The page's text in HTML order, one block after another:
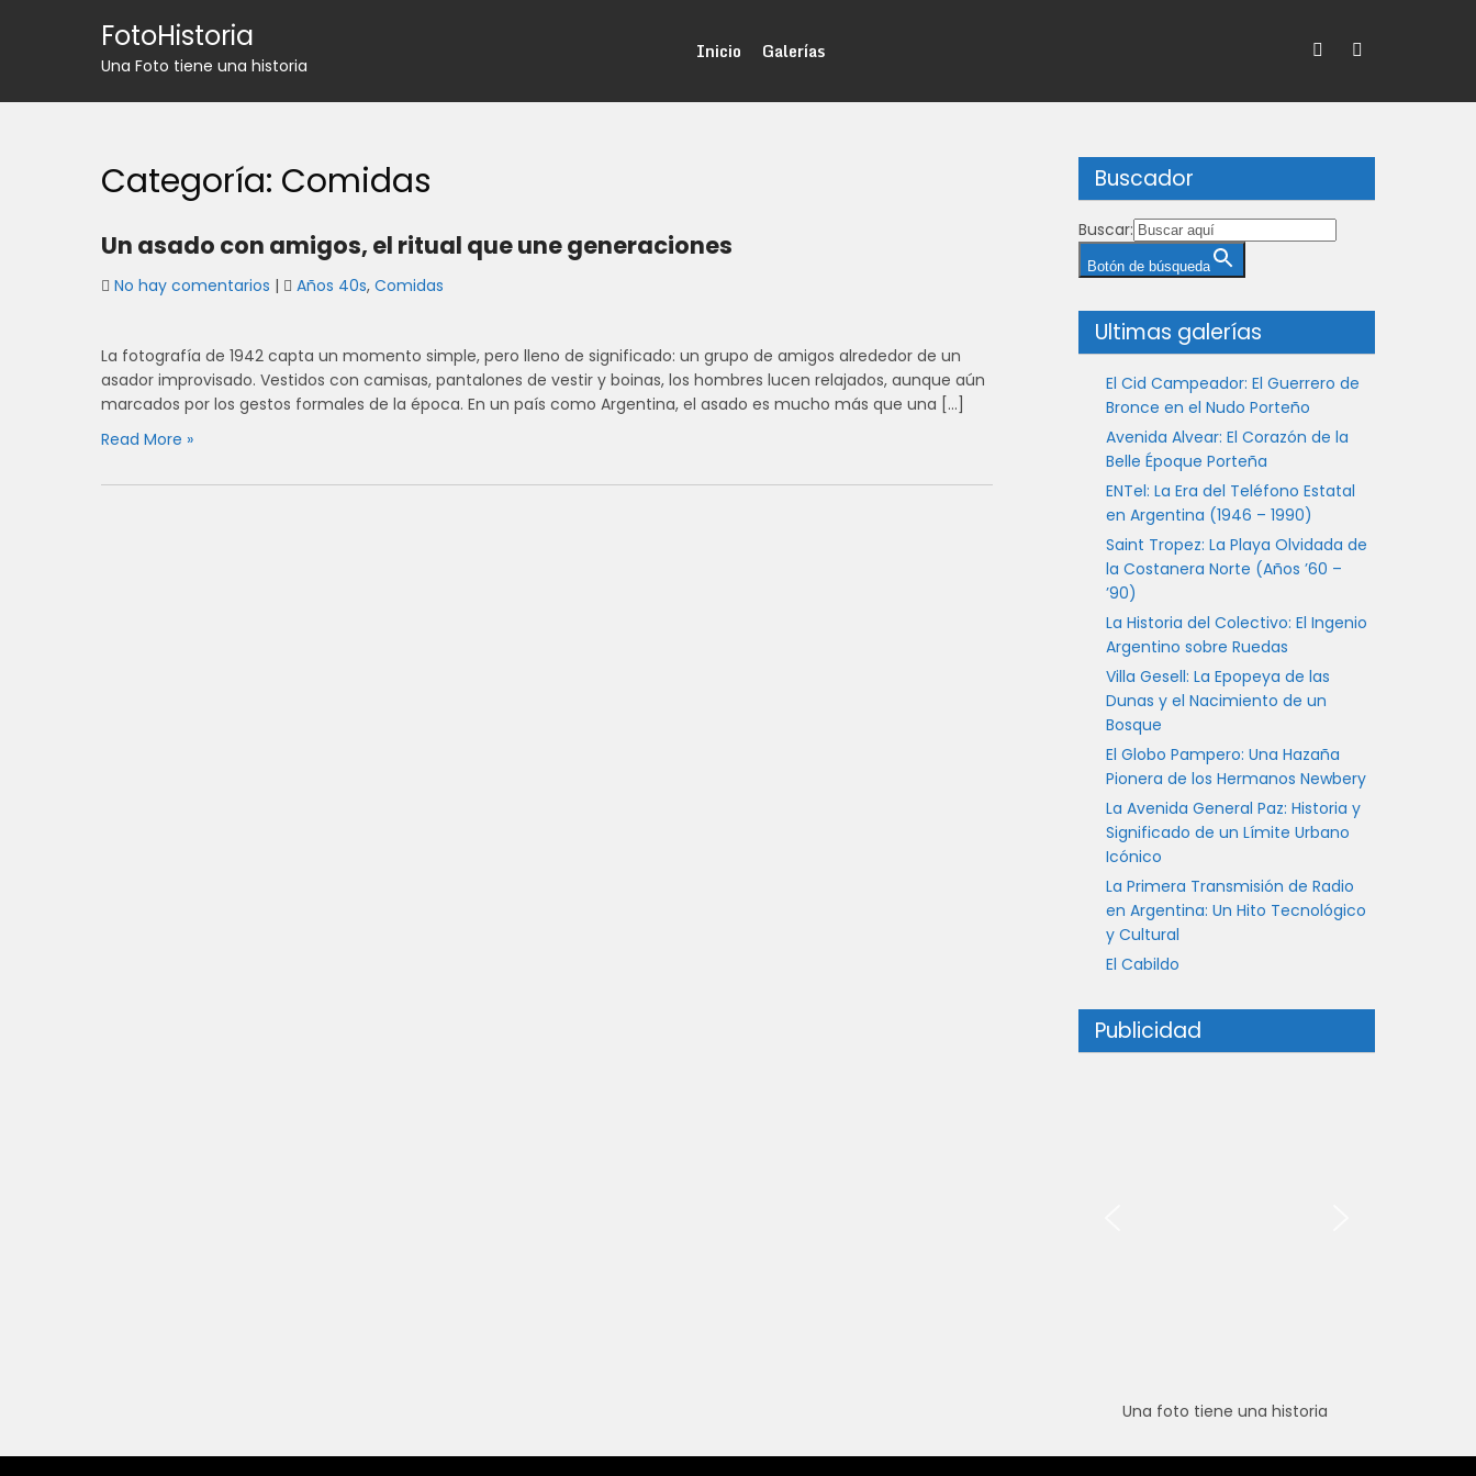
FotoHistoria
Una Foto tiene una historia
Inicio Galerías
Categoría: Comidas
Un asado con amigos, el ritual que une generaciones
No hay comentarios | Años 40s, Comidas
La fotografía de 1942 capta un momento simple, pero lleno de significado: un grupo de amigos alrededor de un
asador improvisado. Vestidos con camisas, pantalones de vestir y boinas, los hombres lucen relajados, aunque aún
marcados por los gestos formales de la época. En un país como Argentina, el asado es mucho más que una […]
Read More »
Buscador
Buscar:
Botón de búsqueda
Ultimas galerías
El Cid Campeador: El Guerrero de
Bronce en el Nudo Porteño
Avenida Alvear: El Corazón de la
Belle Époque Porteña
ENTel: La Era del Teléfono Estatal
en Argentina (1946 – 1990)
Saint Tropez: La Playa Olvidada de
la Costanera Norte (Años ’60 –
’90)
La Historia del Colectivo: El Ingenio
Argentino sobre Ruedas
Villa Gesell: La Epopeya de las
Dunas y el Nacimiento de un
Bosque
El Globo Pampero: Una Hazaña
Pionera de los Hermanos Newbery
La Avenida General Paz: Historia y
Significado de un Límite Urbano
Icónico
La Primera Transmisión de Radio
en Argentina: Un Hito Tecnológico
y Cultural
El Cabildo
Publicidad
Una foto tiene una historia